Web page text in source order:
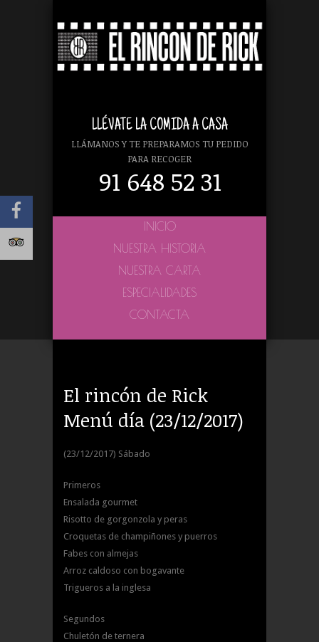
LLÉVATE LA COMIDA A CASA
LLÁMANOS Y TE PREPARAMOS TU PEDIDO
PARA RECOGER
91 648 52 31
INICIO
NUESTRA HISTORIA
NUESTRA CARTA
ESPECIALIDADES
CONTACTA
El rincón de Rick
Menú día (23/12/2017)
(23/12/2017) Sábado
Primeros
Ensalada gourmet
Risotto de gorgonzola y peras
Croquetas de champiñones y puerros
Fabes con almejas
Arroz caldoso con bogavante
Trigueros a la inglesa
Segundos
Chuletón de ternera